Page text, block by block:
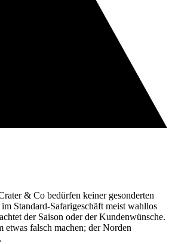
& Co bedürfen keiner gesonderten
Standard-Safarigeschäft meist wahllos
der Saison oder der Kundenwünsche.
etwas falsch machen; der Norden